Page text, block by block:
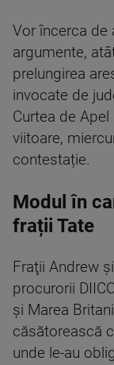
Vor încerca
argumente,
prelungirea
invocate de
Curtea de
viitoare,
contestație.
Modul în
frații Tate
Fraţii Andrew
procurorii
şi Marea
căsătorească
unde le-au